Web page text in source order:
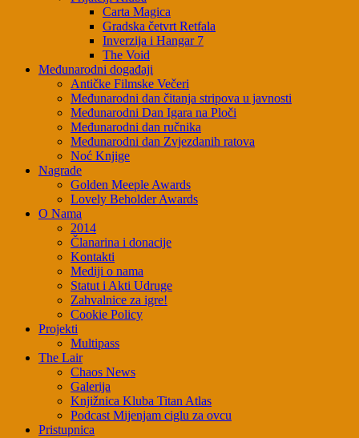
Carta Magica
Gradska četvrt Retfala
Inverzija i Hangar 7
The Void
Međunarodni događaji
Antičke Filmske Večeri
Međunarodni dan čitanja stripova u javnosti
Međunarodni Dan Igara na Ploči
Međunarodni dan ručnika
Međunarodni dan Zvjezdanih ratova
Noć Knjige
Nagrade
Golden Meeple Awards
Lovely Beholder Awards
O Nama
2014
Članarina i donacije
Kontakti
Mediji o nama
Statut i Akti Udruge
Zahvalnice za igre!
Cookie Policy
Projekti
Multipass
The Lair
Chaos News
Galerija
Knjižnica Kluba Titan Atlas
Podcast Mijenjam ciglu za ovcu
Pristupnica